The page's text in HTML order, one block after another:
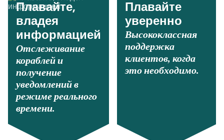
Плавайте,
владея
информацией
Отслеживание
кораблей и
получение
уведомлений в
режиме реального
времени.
Плавайте
уверенно
Высококлассная
поддержка
клиентов, когда
это необходимо.